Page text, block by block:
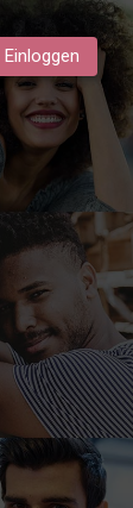
Einloggen